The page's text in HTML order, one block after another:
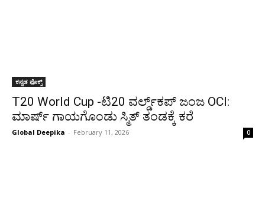
ಕನ್ನಡ ಫೊಕ್ಸ್
T20 World Cup -ಟಿ20 ವರ್ಲ್ಡ್‌ಕಪ್ ಜಂಜ OCI:
ಮಾರ್ಷ್ ಗಾಯಗೊಂಡು ಸ್ಮಿತ್ ತಂಡಕ್ಕೆ ಕರೆ
Global Deepika - February 11, 2026 0